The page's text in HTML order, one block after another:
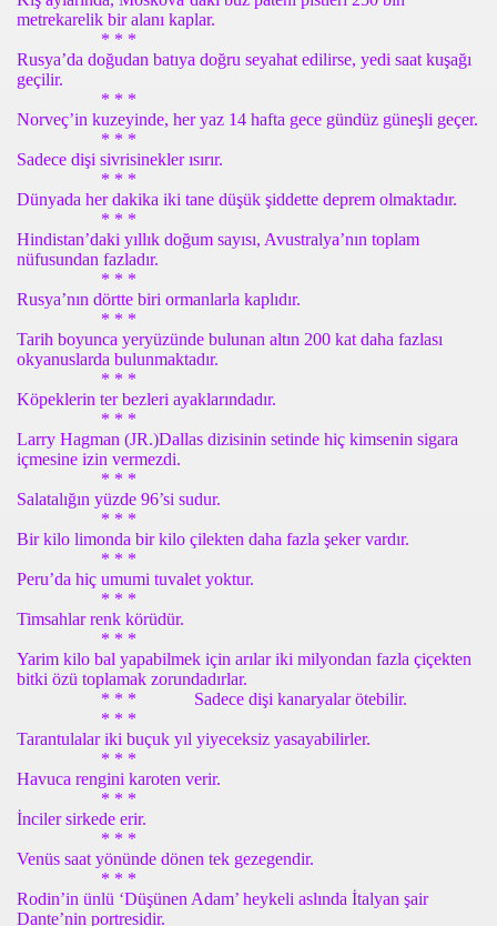
metrekarelik bir alanı kaplar.
* * *
Rusya’da doğudan batıya doğru seyahat edilirse, yedi saat kuşağı
geçilir.
* * *
Norveç’in kuzeyinde, her yaz 14 hafta gece gündüz güneşli geçer.
* * *
Sadece dişi sivrisinekler ısırır.
* * *
Dünyada her dakika iki tane düşük şiddette deprem olmaktadır.
* * *
Hindistan’daki yıllık doğum sayısı, Avustralya’nın toplam
nüfusundan fazladır.
* * *
Rusya’nın dörtte biri ormanlarla kaplıdır.
* * *
Tarih boyunca yeryüzünde bulunan altın 200 kat daha fazlası
okyanuslarda bulunmaktadır.
* * *
Köpeklerin ter bezleri ayaklarındadır.
* * *
Larry Hagman (JR.)Dallas dizisinin setinde hiç kimsenin sigara
içmesine izin vermezdi.
* * *
Salatalığın yüzde 96’si sudur.
* * *
Bir kilo limonda bir kilo çilekten daha fazla şeker vardır.
* * *
Peru’da hiç umumi tuvalet yoktur.
* * *
Timsahlar renk körüdür.
* * *
Yarim kilo bal yapabilmek için arılar iki milyondan fazla çiçekten
bitki özü toplamak zorundadırlar.
* * * Sadece dişi kanaryalar ötebilir.
* * *
Tarantulalar iki buçuk yıl yiyeceksiz yasayabilirler.
* * *
Havuca rengini karoten verir.
* * *
İnciler sirkede erir.
* * *
Venüs saat yönünde dönen tek gezegendir.
* * *
Rodin’in ünlü ‘Düşünen Adam’ heykeli aslında İtalyan şair
Dante’nin portresidir.